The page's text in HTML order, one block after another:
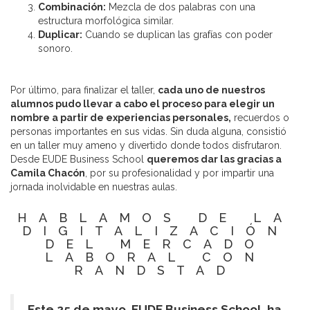
Combinación: Mezcla de dos palabras con una
estructura morfológica similar.
Duplicar: Cuando se duplican las grafías con poder
sonoro.
Por último, para finalizar el taller, cada uno de nuestros
alumnos pudo llevar a cabo el proceso para elegir un
nombre a partir de experiencias personales, recuerdos o
personas importantes en sus vidas. Sin duda alguna, consistió
en un taller muy ameno y divertido donde todos disfrutaron.
Desde EUDE Business School queremos dar las gracias a
Camila Chacón , por su profesionalidad y por impartir una
jornada inolvidable en nuestras aulas.
HABLAMOS DE LA
DIGITALIZACIÓN
DEL MERCADO
LABORAL CON
RANDSTAD